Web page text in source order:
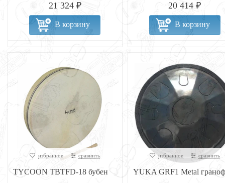
21 324 ₽
В корзину
20 414 ₽
В корзину
избранное сравнить
TYCOON TBTFD-18 бубен
избранное сравнить
YUKA GRF1 Metal